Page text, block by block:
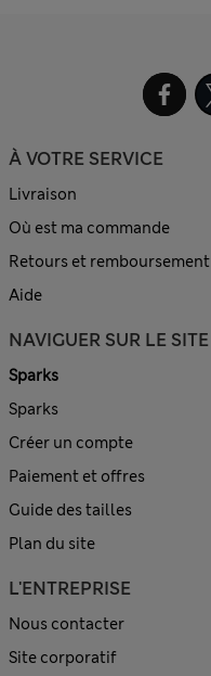
À VOTRE SERVICE
Livraison
Où est ma commande
Retours et remboursement
Aide
NAVIGUER SUR LE SITE
Sparks
Sparks
Créer un compte
Paiement et offres
Guide des tailles
Plan du site
L'ENTREPRISE
Nous contacter
Site corporatif